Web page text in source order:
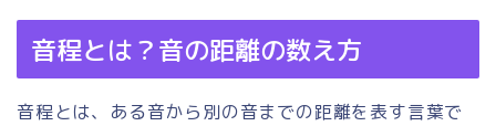
音程とは？音の距離の数え方
音程とは、ある音から別の音までの距離を表す言葉で